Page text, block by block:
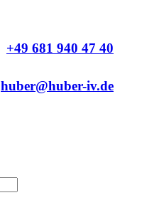
+49 681 940 47 40
huber@huber-iv.de